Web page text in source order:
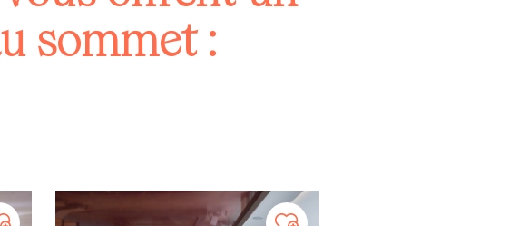
sommet :